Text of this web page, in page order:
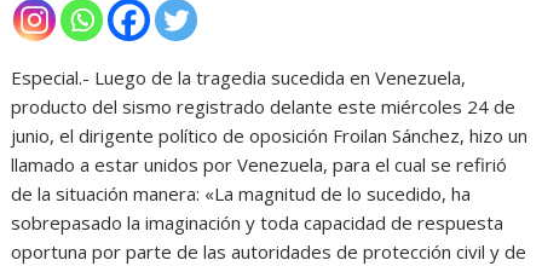
‎Especial.- Luego de la tragedia sucedida en Venezuela,
producto del sismo registrado delante este miércoles 24 de
junio, el dirigente político de oposición Froilan Sánchez, hizo un
llamado a estar unidos por Venezuela, para el cual se refirió
de la situación manera: «La magnitud de lo sucedido, ha
sobrepasado la imaginación y toda capacidad de respuesta
oportuna por parte de las autoridades de protección civil y de